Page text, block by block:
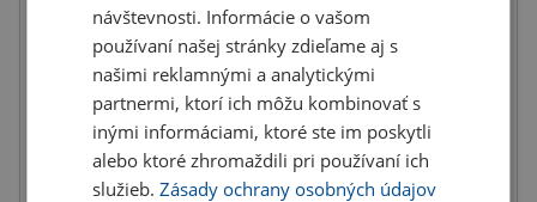
ks
Na sklade 1 ks môžete mať zajtra
Do košíka
návštevnosti. Informácie o vašom
používaní našej stránky zdieľame aj s
našimi reklamnými a analytickými
partnermi, ktorí ich môžu kombinovať s
inými informáciami, ktoré ste im poskytli
alebo ktoré zhromaždili pri používaní ich
služieb.Zásady ochrany osobných údajov